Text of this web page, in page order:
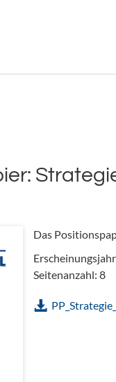
Das
Seitenanzahl: 8